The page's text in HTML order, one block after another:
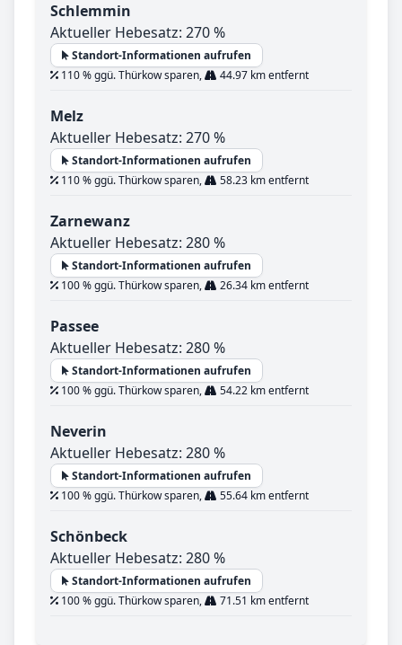
Schlemmin
Aktueller Hebesatz: 270 %
Standort-Informationen aufrufen
110 % ggü. Thürkow sparen,
44.97 km entfernt
Melz
Aktueller Hebesatz: 270 %
Standort-Informationen aufrufen
110 % ggü. Thürkow sparen,
58.23 km entfernt
Zarnewanz
Aktueller Hebesatz: 280 %
Standort-Informationen aufrufen
100 % ggü. Thürkow sparen,
26.34 km entfernt
Passee
Aktueller Hebesatz: 280 %
Standort-Informationen aufrufen
100 % ggü. Thürkow sparen,
54.22 km entfernt
Neverin
Aktueller Hebesatz: 280 %
Standort-Informationen aufrufen
100 % ggü. Thürkow sparen,
55.64 km entfernt
Schönbeck
Aktueller Hebesatz: 280 %
Standort-Informationen aufrufen
100 % ggü. Thürkow sparen,
71.51 km entfernt